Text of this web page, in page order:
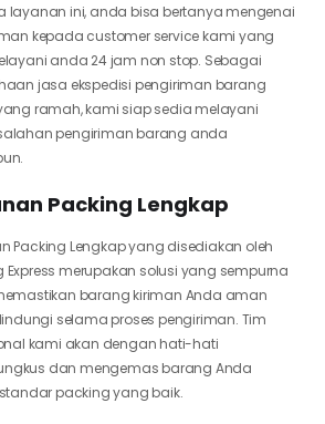
layanan ini, anda bisa bertanya mengenai
kepada customer service kami yang
anda 24 jam non stop. Sebagai
jasa ekspedisi pengiriman barang
ramah, kami siap sedia melayani
pengiriman barang anda
Packing Lengkap
Packing Lengkap yang disediakan oleh
Express merupakan solusi yang sempurna
barang kiriman Anda aman
selama proses pengiriman. Tim
kami akan dengan hati-hati
dan mengemas barang Anda
packing yang baik.